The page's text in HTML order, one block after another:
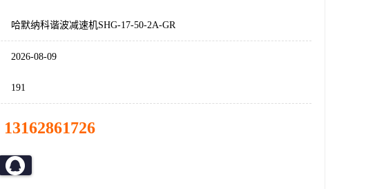
哈默纳科谐波减速机SHG-17-50-2A-GR
2026-08-09
191
13162861726